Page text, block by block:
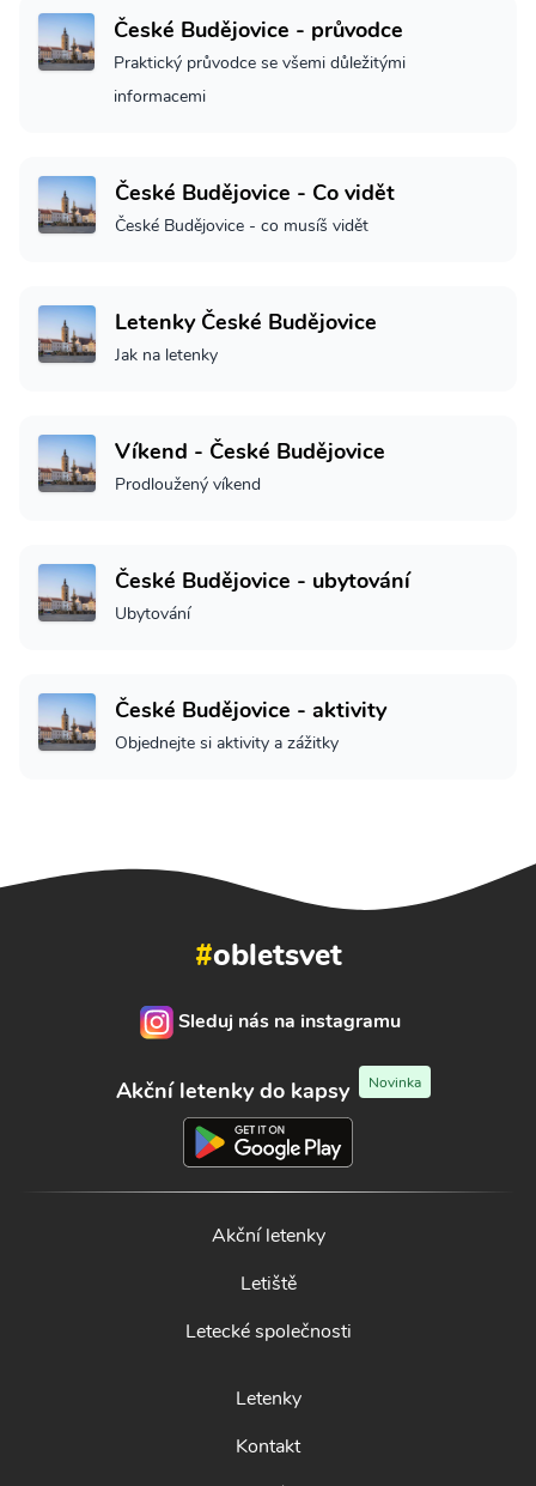
České Budějovice - průvodce
Praktický průvodce se všemi důležitými
informacemi
České Budějovice - Co vidět
České Budějovice - co musíš vidět
Letenky České Budějovice
Jak na letenky
Víkend - České Budějovice
Prodloužený víkend
České Budějovice - ubytování
Ubytování
České Budějovice - aktivity
Objednejte si aktivity a zážitky
#obletsvet
Sleduj nás na instagramu
Akční letenky do kapsy Novinka
Akční letenky
Letiště
Letecké společnosti
Letenky
Kontakt